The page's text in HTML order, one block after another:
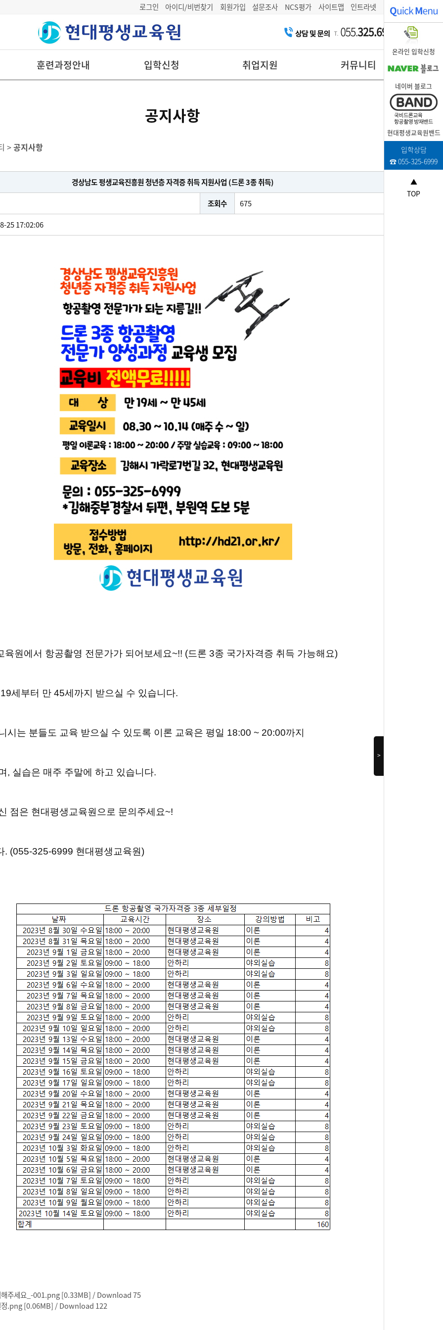
로그인 아이디/비번찾기 회원가입 설문조사 NCS평가 사이트맵 인트라넷
훈련과정안내 입학신청 취업지원 커뮤니티
공지사항
>공지사항
경상남도 평생교육진흥원 청년층 자격증 취득 지원사업 (드론 3종 취득)
조회수
675
25 17:02:06
육원에서 항공촬영 전문가가 되어보세요~!! (드론 3종 국가자격증 취득 가능해요)
세부터 만 45세까지 받으실 수 있습니다.
시는 분들도 교육 받으실 수 있도록 이론 교육은 평일 18:00 ~ 20:00까지
, 실습은 매주 주말에 하고 있습니다.
점은 현대평생교육원으로 문의주세요~!
. (055-325-6999 현대평생교육원)
해주세요_-001.png [0.33MB] / Download 75
정.png [0.06MB] / Download 122
온라인 입학신청
네이버 블로그
현대평생교육원밴드
입학상담
☎ 055-325-6999
▲
TOP
>